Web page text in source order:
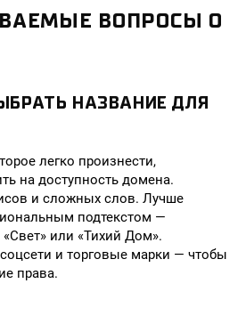
ВОПРОСЫ О
НАЗВАНИЕ ДЛЯ
легко произнести,
на доступность домена.
и сложных слов. Лучше
подтекстом —
«Свет» или «Тихий Дом».
и торговые марки — чтобы
права.